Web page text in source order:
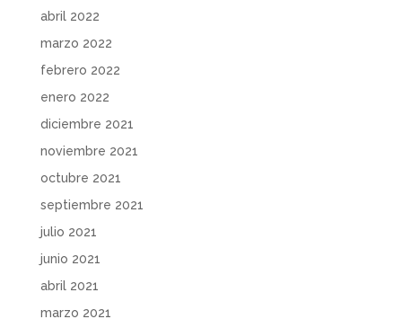
abril 2022
marzo 2022
febrero 2022
enero 2022
diciembre 2021
noviembre 2021
octubre 2021
septiembre 2021
julio 2021
junio 2021
abril 2021
marzo 2021